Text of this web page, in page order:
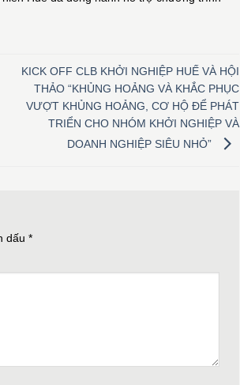
KICK OFF CLB KHỞI NGHIỆP HUẾ VÀ HỘI
THẢO “KHỦNG HOẢNG VÀ KHẮC PHỤC
VƯỢT KHỦNG HOẢNG, CƠ HỘ ĐỂ PHÁT
TRIỂN CHO NHÓM KHỞI NGHIỆP VÀ
DOANH NGHIỆP SIÊU NHỎ”
dấu *